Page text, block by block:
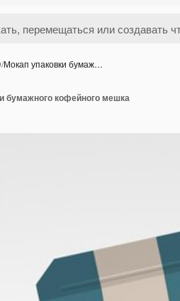
/Мокап упаковки бумаж…
бумажного кофейного мешка